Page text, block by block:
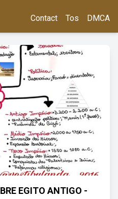
Contact Tos DMCA
EGITO ANTIGO -